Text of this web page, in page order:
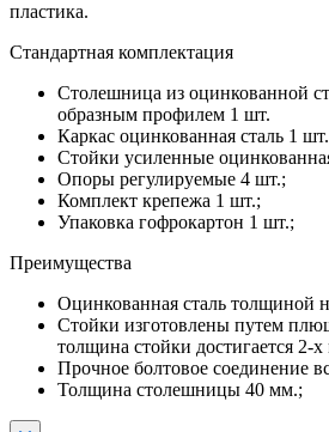
пластика.
Стандартная комплектация
Столешница из оцинкованной
образным профилем 1 шт.
Каркас оцинкованная сталь 1
Стойки усиленные
Опоры регулируемые 4 шт.;
Комплект крепежа 1 шт.;
Упаковка гофрокартон 1 шт.;
Преимущества
Оцинкованная сталь толщиной
Стойки изготовлены путем
толщина стойки достигается 2-
Прочное болтовое соединение
Толщина столешницы 40 мм.;